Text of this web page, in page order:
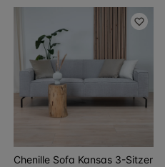
Chenille Sofa Kansas 3-Sitzer